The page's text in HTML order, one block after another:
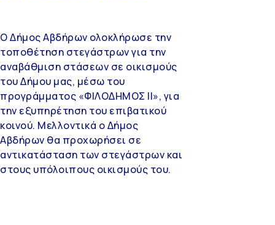
Ο Δήμος Αβδήρων ολοκλήρωσε την
τοποθέτηση στεγάστρων για την
αναβάθμιση στάσεων σε οικισμούς
του Δήμου μας, μέσω του
προγράμματος «ΦΙΛΟΔΗΜΟΣ ΙI», για
την εξυπηρέτηση του επιβατικού
κοινού. Μελλοντικά ο Δήμος
Αβδήρων θα προχωρήσει σε
αντικατάσταση των στεγάστρων και
στους υπόλοιπους οικισμούς του.